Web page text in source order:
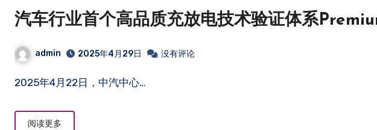
汽车行业首个高品质充放电技术验证体系
admin 2025年4月29日 没有评论
2025年4月22日，中汽中心…
阅读更多